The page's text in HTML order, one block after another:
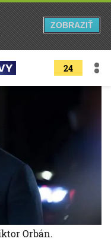
24
Orbán.
ZOBRAZIŤ